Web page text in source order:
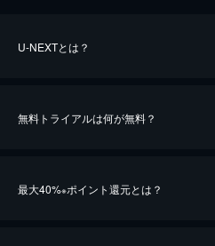
U-NEXTとは？
無料トライアルは何が無料？
最大40%※ポイント還元とは？